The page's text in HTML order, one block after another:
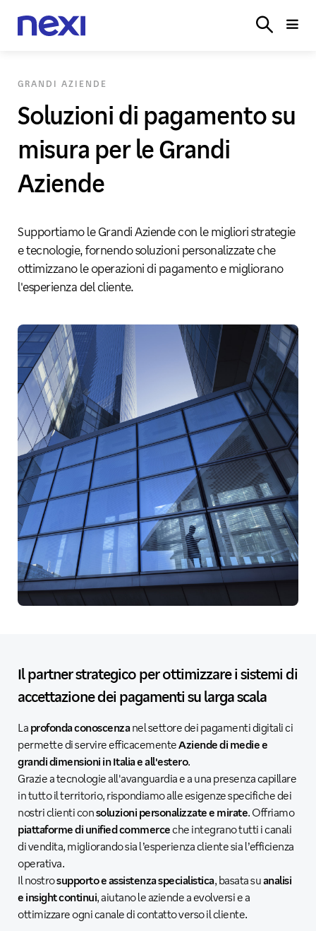
GRANDI AZIENDE
Soluzioni di pagamento su
misura per le Grandi
Aziende
Supportiamo le Grandi Aziende con le migliori strategie
e tecnologie, fornendo soluzioni personalizzate che
ottimizzano le operazioni di pagamento e migliorano
l'esperienza del cliente.
Il partner strategico per ottimizzare i sistemi di
accettazione dei pagamenti su larga scala
La profonda conoscenzanel settore dei pagamenti digitali ci
permette di servire efficacementeAziende di medie e
grandi dimensioni in Italia e all'estero.
Grazie a tecnologie all'avanguardia e a una presenza capillare
in tutto il territorio, rispondiamo alle esigenze specifiche dei
nostri clienti consoluzioni personalizzate e mirate. Offriamo
piattaforme di unified commerceche integrano tutti i canali
di vendita, migliorando sia l’esperienza cliente sia l’efficienza
operativa.
Il nostrosupporto e assistenza specialistica, basata suanalisi
e insight continui, aiutano le aziende a evolversi e a
ottimizzare ogni canale di contatto verso il cliente.